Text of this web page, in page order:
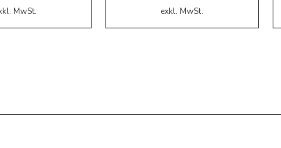
MwSt. exkl. MwSt.